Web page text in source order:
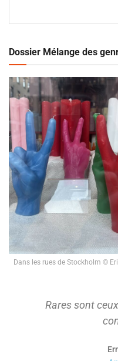
Dossier Mélange des
Dans les rues de Stockholm ©
On ne
tenu à